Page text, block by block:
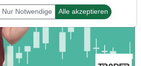
Nur Notwendige Alle akzeptieren